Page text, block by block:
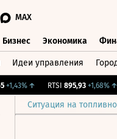
MAX
Бизнес Экономика
Идеи управления
+1,43%↑ RTSI 895,93 +1,68%↑
Ситуация на